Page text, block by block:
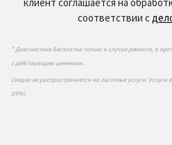
соответствии с
* Диагностика бесплатна только в случае ремонта, в
с действующим ценником.
Скидка не распространяется на льготные услуги.
DPH).